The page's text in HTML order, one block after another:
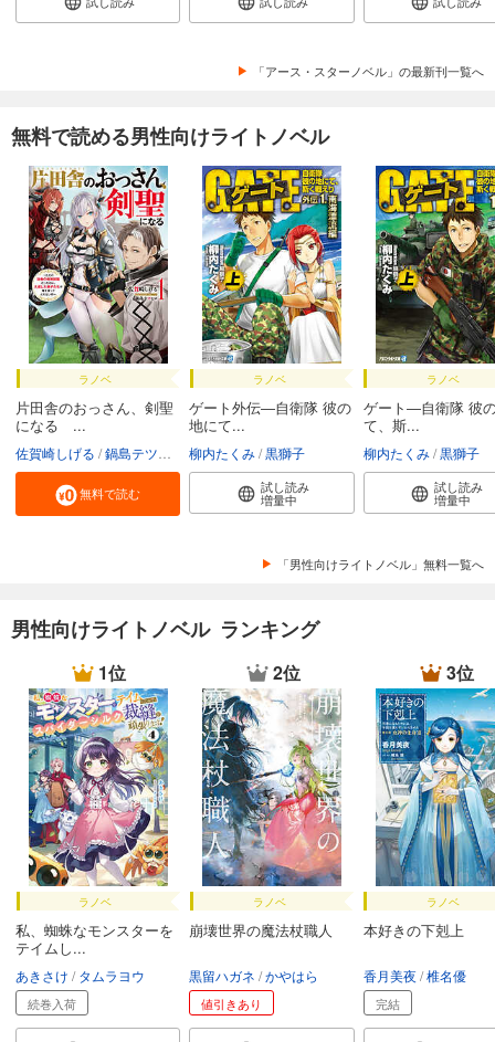
「アース・スターノベル」の最新刊一覧へ
無料で読める男性向けライトノベル
ラノベ
片田舎のおっさん、剣聖
になる ...
佐賀崎しげる 鍋島テツヒロ
無料で読む
ラノベ
ゲート外伝―自衛隊 彼の
地にて...
柳内たくみ 黒獅子
試し読み
増量中
ラノベ
ゲート―自衛隊 彼
て、斯...
柳内たくみ 黒獅子
試し読み
増量中
「男性向けライトノベル」無料一覧へ
男性向けライトノベル ランキング
1位
ラノベ
私、蜘蛛なモンスターを
テイムし...
あきさけ タムラヨウ
続巻入荷
2位
ラノベ
崩壊世界の魔法杖職人
黒留ハガネ かやはら
値引きあり
3位
ラノベ
本好きの下剋上
香月美夜 椎名優
完結